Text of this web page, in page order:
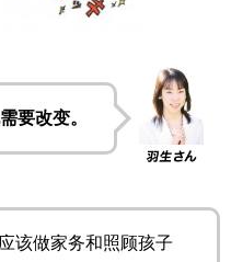
要改变。
该做家务和照顾孩子